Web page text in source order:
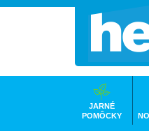
JARNÉ
POMÔCKY